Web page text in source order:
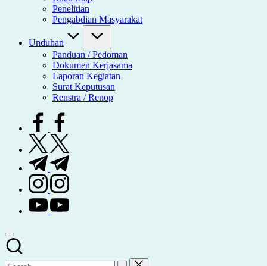
Penelitian
Pengabdian Masyarakat
Unduhan
Panduan / Pedoman
Dokumen Kerjasama
Laporan Kegiatan
Surat Keputusan
Renstra / Renop
facebook.com
twitter.com
t.me
instagram.com
youtube.com